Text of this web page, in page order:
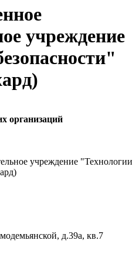
учреждение
организаций
учреждение "Технологии
д.39а, кв.7